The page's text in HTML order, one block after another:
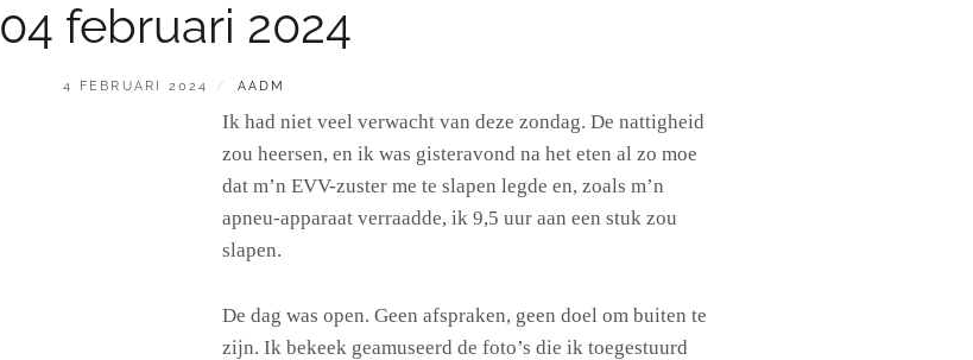
04 februari 2024
GEPLAATST
4 FEBRUARI 2024 BY
AADM
Ik had niet veel verwacht van deze zondag. De nattigheid
zou heersen, en ik was gisteravond na het eten al zo moe
dat m’n EVV-zuster me te slapen legde en, zoals m’n
apneu-apparaat verraadde, ik 9,5 uur aan een stuk zou
slapen.
De dag was open. Geen afspraken, geen doel om buiten te
zijn. Ik bekeek geamuseerd de foto’s die ik toegestuurd